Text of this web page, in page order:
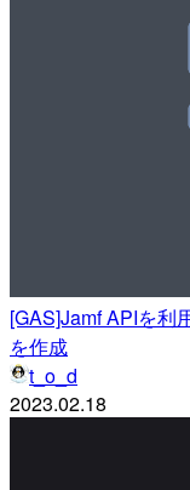
[GAS]Jamf APIを利
を作成
t_o_d
2023.02.18